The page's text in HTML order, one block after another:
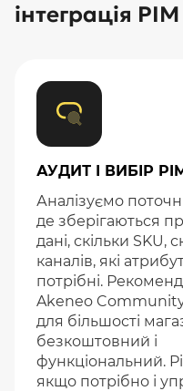
інтеграція PIM
АУДИТ І ВИБІР
Аналізуємо
де зберігаються
дані, скільки SKU,
каналів, які
потрібні.
Akeneo
для більшості
безкоштовний і
функціональний.
якщо потрібно і